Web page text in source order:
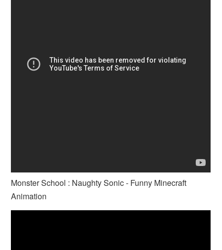
Monster School : Naughty Sonic - Funny Minecraft
Animation